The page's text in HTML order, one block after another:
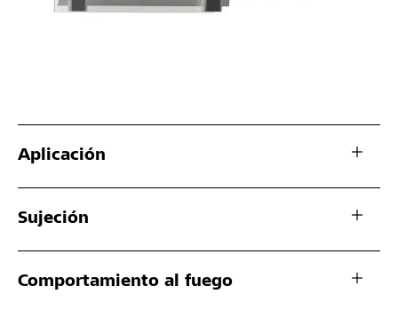
Aplicación
Sujeción
Comportamiento al fuego